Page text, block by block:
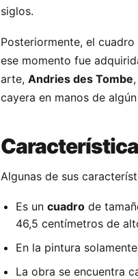
siglos.
Posteriormente, el
ese momento fue
arte, Andries des Tombe
cayera en manos de
Algunas de sus
Es un cuadro de
46,5 centímetros de
En la pintura
La obra se encuentra